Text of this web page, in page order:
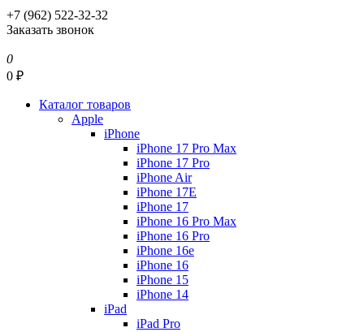
+7 (962) 522-32-32
Заказать звонок
0
0 ₽
Каталог товаров
Apple
iPhone
iPhone 17 Pro Max
iPhone 17 Pro
iPhone Air
iPhone 17E
iPhone 17
iPhone 16 Pro Max
iPhone 16 Pro
iPhone 16e
iPhone 16
iPhone 15
iPhone 14
iPad
iPad Pro